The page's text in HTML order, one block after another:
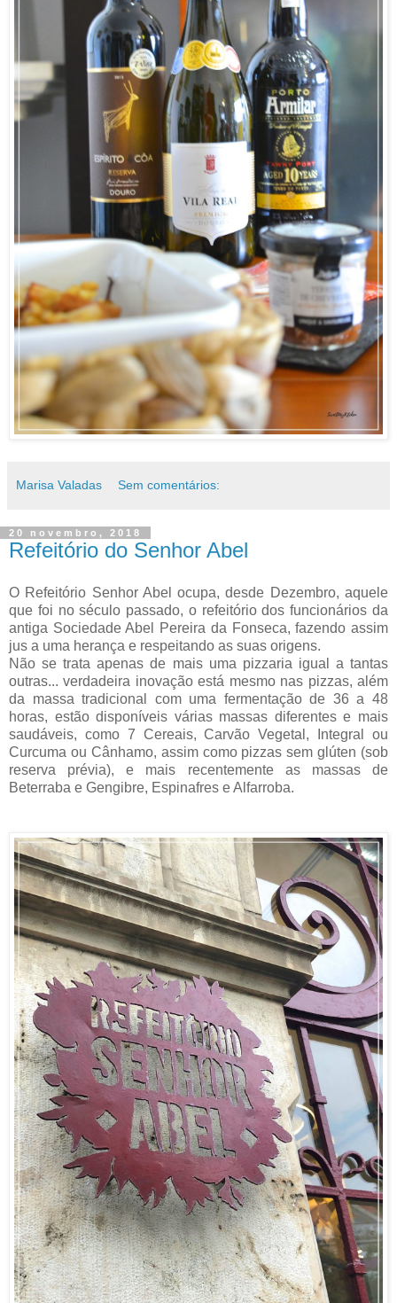
Marisa Valadas Sem comentários:
20 novembro, 2018
Refeitório do Senhor Abel
O Refeitório Senhor Abel ocupa, desde Dezembro, aquele
que foi no século passado, o refeitório dos funcionários da
antiga Sociedade Abel Pereira da Fonseca, fazendo assim
jus a uma herança e respeitando as suas origens.
Não se trata apenas de mais uma pizzaria igual a tantas
outras... verdadeira inovação está mesmo nas pizzas, além
da massa tradicional com uma fermentação de 36 a 48
horas, estão disponíveis várias massas diferentes e mais
saudáveis, como 7 Cereais, Carvão Vegetal, Integral ou
Curcuma ou Cânhamo, assim como pizzas sem glúten (sob
reserva prévia), e mais recentemente as massas de
Beterraba e Gengibre, Espinafres e Alfarroba.